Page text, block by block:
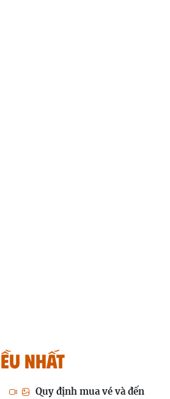
nhất
Quy định mua vé và đến